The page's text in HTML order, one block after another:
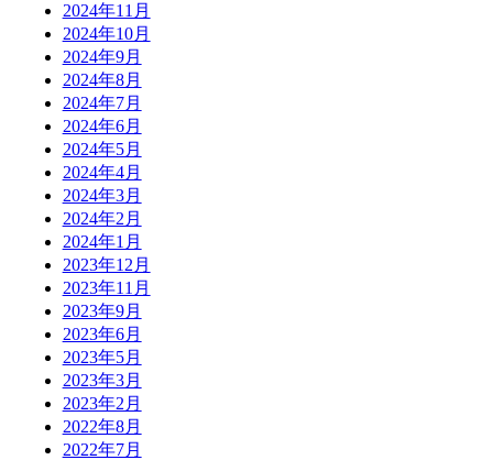
2024年11月
2024年10月
2024年9月
2024年8月
2024年7月
2024年6月
2024年5月
2024年4月
2024年3月
2024年2月
2024年1月
2023年12月
2023年11月
2023年9月
2023年6月
2023年5月
2023年3月
2023年2月
2022年8月
2022年7月